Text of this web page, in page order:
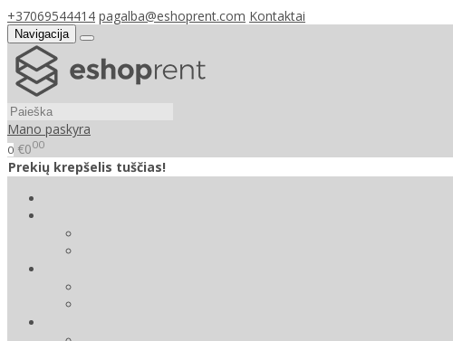
+37069544414 pagalba@eshoprent.com Kontaktai
Navigacija
Mano paskyra
0 €000
Prekių krepšelis tuščias!